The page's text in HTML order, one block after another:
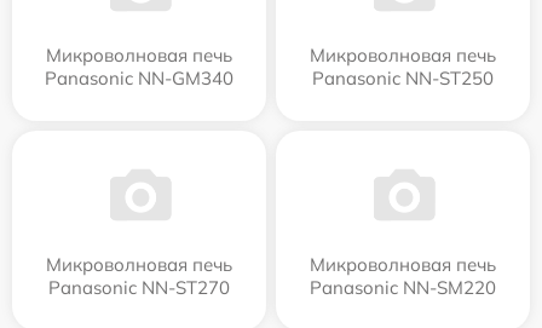
Микроволновая печь
Panasonic NN-GM340
Микроволновая печь
Panasonic NN-ST250
Микроволновая печь
Panasonic NN-ST270
Микроволновая печь
Panasonic NN-SM220